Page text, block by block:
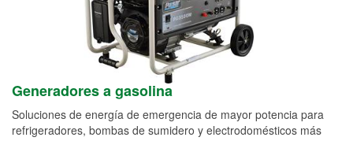
Generadores a gasolina
Soluciones de energía de emergencia de mayor potencia para
refrigeradores, bombas de sumidero y electrodomésticos más